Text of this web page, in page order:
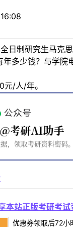
日制研究生马克
多少钱？与学院
/人/年。
本站正版考研考试
优惠券领取后72小